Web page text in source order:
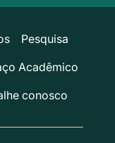
Pesquisa
Acadêmico
conosco